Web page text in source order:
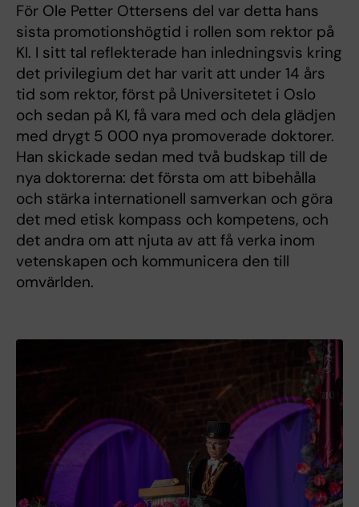
För Ole Petter Ottersens del var detta hans
sista promotionshögtid i rollen som rektor på
KI. I sitt tal reflekterade han inledningsvis kring
det privilegium det har varit att under 14 års
tid som rektor, först på Universitetet i Oslo
och sedan på KI, få vara med och dela glädjen
med drygt 5 000 nya promoverade doktorer.
Han skickade sedan med två budskap till de
nya doktorerna: det första om att bibehålla
och stärka internationell samverkan och göra
det med etisk kompass och kompetens, och
det andra om att njuta av att få verka inom
vetenskapen och kommunicera den till
omvärlden.